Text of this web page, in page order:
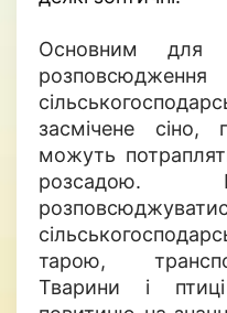
Основним для
розповсюдження
засмічене сіно,
можуть
розсадою.
тарою,
Тварини і